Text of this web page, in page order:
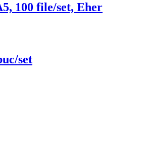
100 file/set, Eher
set